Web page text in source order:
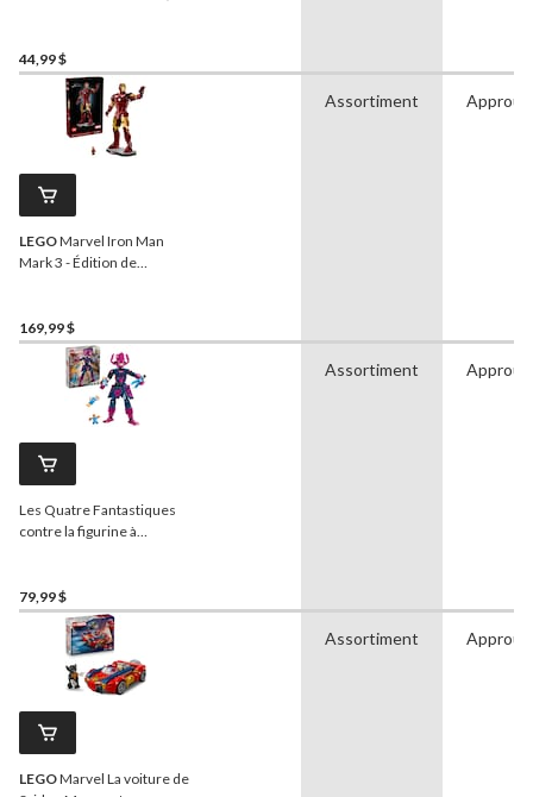
44,99 $
LEGOMarvel Iron Man
Mark 3 - Édition de
169,99 $
Assortiment
Les Quatre Fantastiques
contre la figurine à
pièces, 9 ans et plus
79,99 $
Assortiment
LEGOMarvel La voiture de
Assortiment